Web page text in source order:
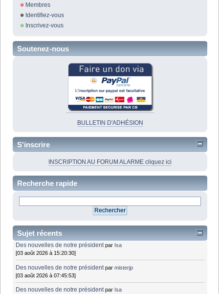
Membres
Identifiez-vous
Inscrivez-vous
Soutenez-nous
BULLETIN D'ADHÉSION
S'inscrire
INSCRIPTION AU FORUM ALARME cliquez ici
Recherche rapide
Sujet récents
Des nouvelles de notre président par Isa
[03 août 2026 à 15:20:30]
Des nouvelles de notre président parmisterjp
[03 août 2026 à 07:45:53]
Des nouvelles de notre président par Isa